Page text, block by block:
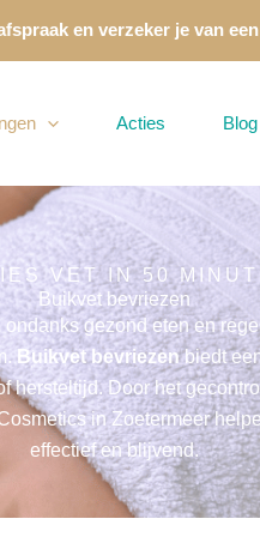
en verzeker je van
Acties Blog
VET IN 50
Buikvet bevriezen
gezond eten en
Buikvet bevriezenbiedt
hersteltijd. Door het
in Zoetermeer
effectief en blijvend.